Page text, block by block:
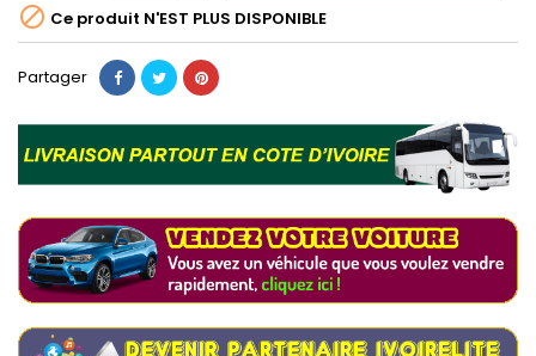
 Ce produit N'EST PLUS DISPONIBLE
Partager